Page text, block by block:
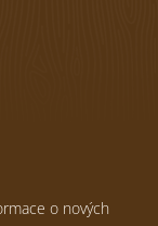
o nových